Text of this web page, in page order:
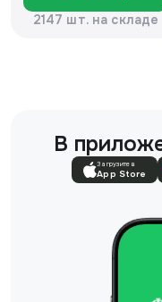
2147 шт. на складе
В
Загрузите в
App Store